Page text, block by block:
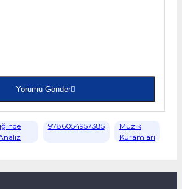
Yorumu Gönder
9786054957385
Müzik
Kuramları